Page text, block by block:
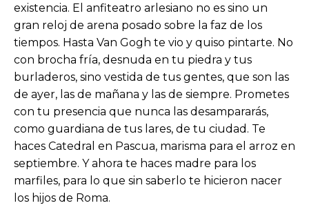
existencia. El anfiteatro arlesiano no es sino un
gran reloj de arena posado sobre la faz de los
tiempos. Hasta Van Gogh te vio y quiso pintarte. No
con brocha fría, desnuda en tu piedra y tus
burladeros, sino vestida de tus gentes, que son las
de ayer, las de mañana y las de siempre. Prometes
con tu presencia que nunca las desampararás,
como guardiana de tus lares, de tu ciudad. Te
haces Catedral en Pascua, marisma para el arroz en
septiembre. Y ahora te haces madre para los
marfiles, para lo que sin saberlo te hicieron nacer
los hijos de Roma.